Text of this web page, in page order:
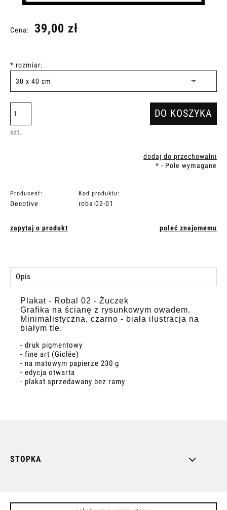
Cena: 39,00 zł
* rozmiar:
szt.
DO KOSZYKA
dodaj do przechowalni
* - Pole wymagane
Producent:
Decotive
Kod produktu:
robal02-01
zapytaj o produkt poleć znajomemu
Opis
Plakat - Robal 02 - Żuczek
Grafika na ścianę z rysunkowym owadem.
Minimalistyczna, czarno - biała ilustracja na
białym tle.
- druk pigmentowy
- fine art (Giclée)
- na matowym papierze 230 g
- edycja otwarta
- plakat sprzedawany bez ramy
STOPKA